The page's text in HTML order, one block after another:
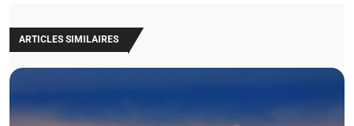
ARTICLES SIMILAIRES